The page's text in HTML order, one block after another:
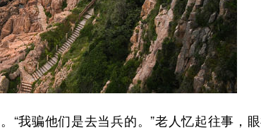
我骗他们是去当兵的。”老人忆起往事，